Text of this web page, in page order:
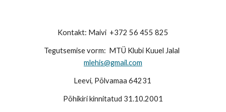
Kontakt: Maivi +372 56 455 825
Tegutsemise vorm: MTÜ Klubi Kuuel Jalal
mlehis@gmail.com
Leevi, Põlvamaa 64231
Põhikiri kinnitatud 31.10.2001